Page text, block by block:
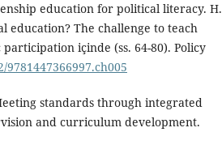
education for political literacy. H.
education? The challenge to teach
içinde (ss. 64-80). Policy
standards through integrated
and curriculum development.